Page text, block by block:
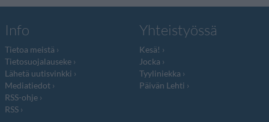
Info
Tietoa meistä
Tietosuojalauseke
Lähetä uutisvinkki
Mediatiedot
RSS-ohje
RSS
Yhteistyössä
Kesä!
Jocka
Tyyliniekka
Päivän Lehti